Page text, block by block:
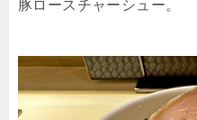
豚ロースチャーシュー。